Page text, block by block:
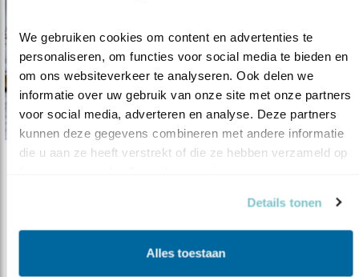
We gebruiken cookies om content en advertenties te
personaliseren, om functies voor social media te bieden en
om ons websiteverkeer te analyseren. Ook delen we
informatie over uw gebruik van onze site met onze partners
voor social media, adverteren en analyse. Deze partners
kunnen deze gegevens combineren met andere informatie
die u aan ze heeft verstrekt of die ze hebben verzameld op
Details tonen
Alles toestaan